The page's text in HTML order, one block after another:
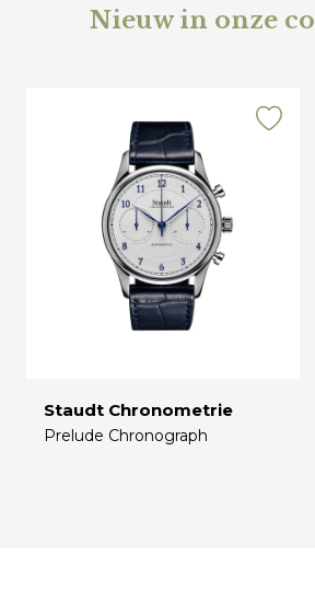
Nieuw in onze
Staudt Chronometrie
Prelude Chronograph